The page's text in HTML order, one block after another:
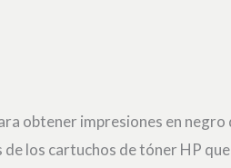
obtener impresiones en
los cartuchos de tóner HP